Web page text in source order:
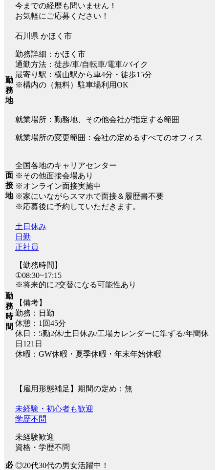
今までの経歴も問いません！
お気軽にご応募ください！
勤
務
地
石川県 かほく市
勤務詳細：かほく市
通勤方法：徒歩/車/自転車/電車/バイク
最寄り駅：横山駅から車4分・徒歩15分
※構内の（無料）駐車場利用OK
就業場所：勤務地、その他会社が指定する範囲
就業場所の変更範囲：会社の定めるすべてのオフィス
面
接
地
全国各地のキャリアセンター
※その他面接会場あり
※オンライン面接実施中
※家にいながらスマホで面接＆履歴書不要
※応募後に予約していただきます。
勤
務
時
間
土日休み
日勤
正社員
【勤務時間】
①08:30~17:15
※将来的に2交替になる可能性あり
【備考】
勤務：日勤
休憩：1回45分
休日：5勤2休/土日休み/工場カレンダーに準ずる/年間休
日121日
休暇：GW休暇・夏季休暇・年末年始休暇
【雇用形態補足】期間の定め：無
必
未経験・初心者も歓迎
学歴不問
未経験歓迎
資格・学歴不問
◎20代30代の男女活躍中！